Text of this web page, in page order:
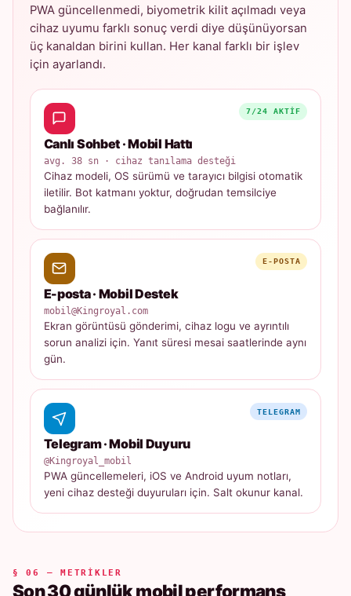
PWA güncellenmedi, biyometrik kilit açılmadı veya
cihaz uyumu farklı sonuç verdi diye düşünüyorsan
üç kanaldan birini kullan. Her kanal farklı bir işlev
için ayarlandı.
7/24 AKTIF
Canlı Sohbet · Mobil Hattı
avg. 38 sn · cihaz tanılama desteği
Cihaz modeli, OS sürümü ve tarayıcı bilgisi otomatik
iletilir. Bot katmanı yoktur, doğrudan temsilciye
bağlanılır.
E-POSTA
E-posta · Mobil Destek
mobil@Kingroyal.com
Ekran görüntüsü gönderimi, cihaz logu ve ayrıntılı
sorun analizi için. Yanıt süresi mesai saatlerinde aynı
gün.
TELEGRAM
Telegram · Mobil Duyuru
@Kingroyal_mobil
PWA güncellemeleri, iOS ve Android uyum notları,
yeni cihaz desteği duyuruları için. Salt okunur kanal.
§ 06 — METRIKLER
Son 30 günlük mobil performans